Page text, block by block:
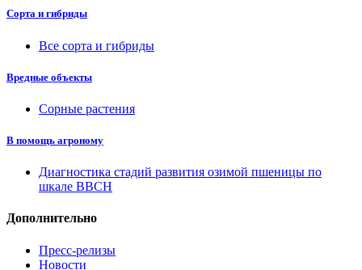
Сорта и гибриды
Все сорта и гибриды
Вредные объекты
Сорные растения
В помощь агроному
Диагностика стадий развития озимой пшеницы по
шкале ВВСН
Дополнительно
Пресс-релизы
Новости